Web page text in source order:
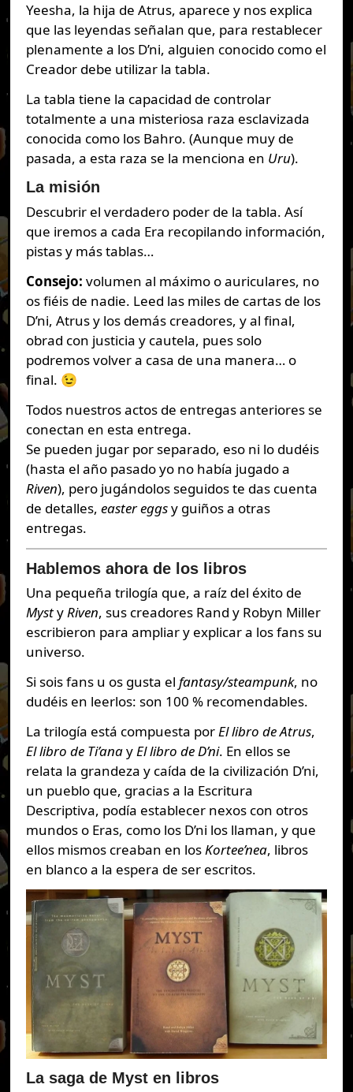
Yeesha, la hija de Atrus, aparece y nos explica
que las leyendas señalan que, para restablecer
plenamente a los D’ni, alguien conocido como el
Creador debe utilizar la tabla.
La tabla tiene la capacidad de controlar
totalmente a una misteriosa raza esclavizada
conocida como los Bahro. (Aunque muy de
pasada, a esta raza se la menciona en Uru).
La misión
Descubrir el verdadero poder de la tabla. Así
que iremos a cada Era recopilando información,
pistas y más tablas…
Consejo: volumen al máximo o auriculares, no
os fiéis de nadie. Leed las miles de cartas de los
D’ni, Atrus y los demás creadores, y al final,
obrad con justicia y cautela, pues solo
podremos volver a casa de una manera… o
final. 😉
Todos nuestros actos de entregas anteriores se
conectan en esta entrega.
Se pueden jugar por separado, eso ni lo dudéis
(hasta el año pasado yo no había jugado a
Riven), pero jugándolos seguidos te das cuenta
de detalles, easter eggsy guiños a otras
entregas.
Hablemos ahora de los libros
Una pequeña trilogía que, a raíz del éxito de
MystyRiven, sus creadores Rand y Robyn Miller
escribieron para ampliar y explicar a los fans su
universo.
Si sois fans u os gusta el fantasy/steampunk, no
dudéis en leerlos: son 100 % recomendables.
La trilogía está compuesta porEl libro de Atrus,
El libro de Ti’anayEl libro de D’ni. En ellos se
relata la grandeza y caída de la civilización D’ni,
un pueblo que, gracias a la Escritura
Descriptiva, podía establecer nexos con otros
mundos o Eras, como los D’ni los llaman, y que
ellos mismos creaban en losKortee’nea, libros
en blanco a la espera de ser escritos.
La saga de Myst en libros